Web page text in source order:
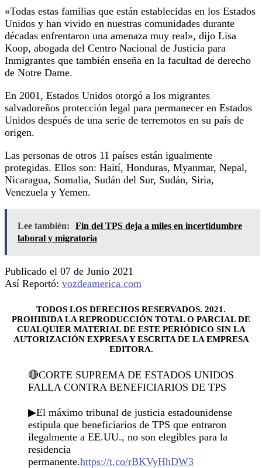
«Todas estas familias que están establecidas en los Estados
Unidos y han vivido en nuestras comunidades durante
décadas enfrentaron una amenaza muy real», dijo Lisa
Koop, abogada del Centro Nacional de Justicia para
Inmigrantes que también enseña en la facultad de derecho
de Notre Dame.
En 2001, Estados Unidos otorgó a los migrantes
salvadoreños protección legal para permanecer en Estados
Unidos después de una serie de terremotos en su país de
origen.
Las personas de otros 11 países están igualmente
protegidas. Ellos son: Haití, Honduras, Myanmar, Nepal,
Nicaragua, Somalia, Sudán del Sur, Sudán, Siria,
Venezuela y Yemen.
Lee también:
Fin del TPS deja a miles en incertidumbre
laboral y migratoria
Publicado el 07 de Junio 2021
Así Reportó: vozdeamerica.com
TODOS LOS DERECHOS RESERVADOS. 2021.
PROHIBIDA LA REPRODUCCIÓN TOTAL O PARCIAL DE
CUALQUIER MATERIAL DE ESTE PERIÓDICO SIN LA
AUTORIZACIÓN EXPRESA Y ESCRITA DE LA EMPRESA
EDITORA.
🔴CORTE SUPREMA DE ESTADOS UNIDOS
FALLA CONTRA BENEFICIARIOS DE TPS
▶El máximo tribunal de justicia estadounidense
estipula que beneficiarios de TPS que entraron
ilegalmente a EE.UU., no son elegibles para la
residencia
permanente.https://t.co/rBKVyHhDW3